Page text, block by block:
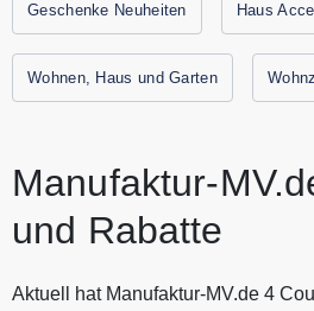
Geschenke Neuheiten Haus
Wohnen, Haus und Garten
Manufaktur-
und Rabatte
Aktuell hat Manufaktur-MV.de 4